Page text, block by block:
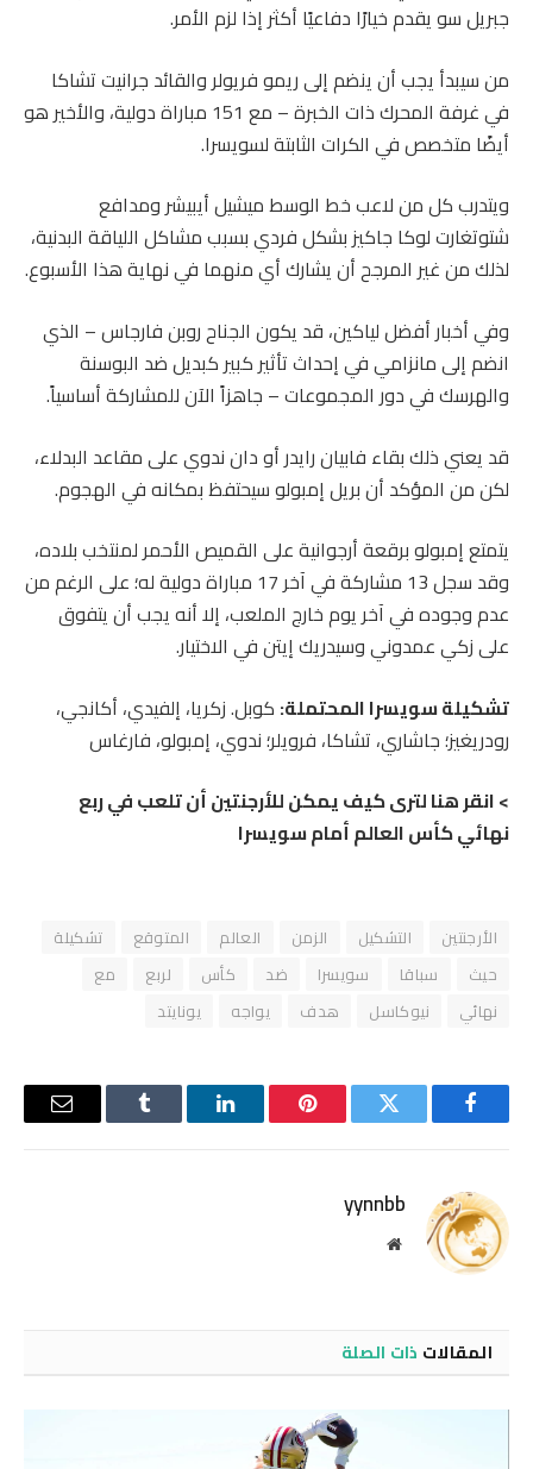
جبريل سو يقدم خيارًا دفاعيًا أكثر إذا لزم الأمر.
من سيبدأ يجب أن ينضم إلى ريمو فريولر والقائد جرانيت تشاكا
في غرفة المحرك ذات الخبرة – مع 151 مباراة دولية، والأخير هو
أيضًا متخصص في الكرات الثابتة لسويسرا.
ويتدرب كل من لاعب خط الوسط ميشيل أيبيشر ومدافع
شتوتغارت لوكا جاكيز بشكل فردي بسبب مشاكل اللياقة البدنية،
لذلك من غير المرجح أن يشارك أي منهما في نهاية هذا الأسبوع.
وفي أخبار أفضل لياكين، قد يكون الجناح روبن فارجاس – الذي
انضم إلى مانزامي في إحداث تأثير كبير كبديل ضد البوسنة
والهرسك في دور المجموعات – جاهزاً الآن للمشاركة أساسياً.
قد يعني ذلك بقاء فابيان رايدر أو دان ندوي على مقاعد البدلاء،
لكن من المؤكد أن بريل إمبولو سيحتفظ بمكانه في الهجوم.
يتمتع إمبولو برقعة أرجوانية على القميص الأحمر لمنتخب بلاده،
وقد سجل 13 مشاركة في آخر 17 مباراة دولية له؛ على الرغم من
عدم وجوده في آخر يوم خارج الملعب، إلا أنه يجب أن يتفوق
على زكي عمدوني وسيدريك إيتن في الاختيار.
تشكيلة سويسرا المحتملة: كوبل. زكريا، إلفيدي، أكانجي،
رودريغيز؛ جاشاري، تشاكا، فرويلر؛ ندوي، إمبولو، فارغاس
> انقر هنا لترى كيف يمكن للأرجنتين أن تلعب في ربع
نهائي كأس العالم أمام سويسرا
الأرجنتين التشكيل الزمن العالم المتوقع
تشكيلة
حيث
سباقا سويسرا ضد كأس لربع
مع
نهائي
نيوكاسل هدف يواجه يونايتد
فيسبوك تويتر بينتيريستلينكدإن Tumblr
البريد
yynnbb
موقع
المقالات ذات الصلة